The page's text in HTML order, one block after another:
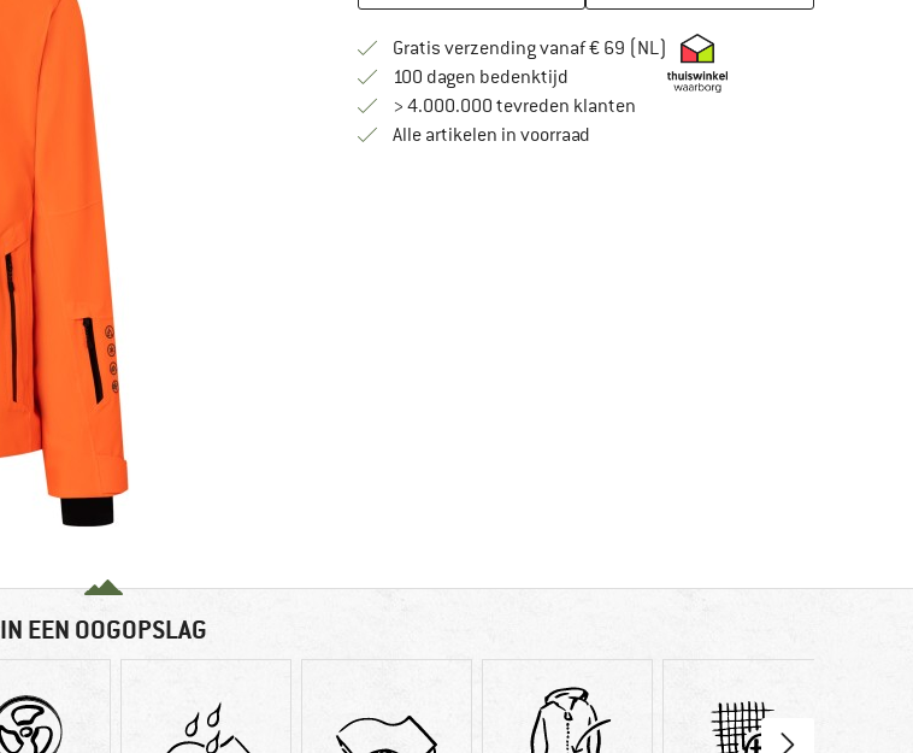
Gratis verzending vanaf € 69 (NL) Vind hier de
100 dagen bedenktijdVind de betalingsinformatie hier! Opent in
> 4.000.000 tevreden klanten
Alle artikelen in voorraad
IN EEN OOGOPSLAG